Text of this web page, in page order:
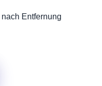
Entfernung